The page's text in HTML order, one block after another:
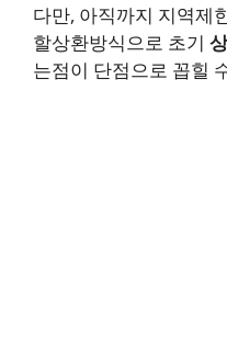
다만, 아직까지 지역제
할상환방식으로 초기
는점이 단점으로 꼽힐